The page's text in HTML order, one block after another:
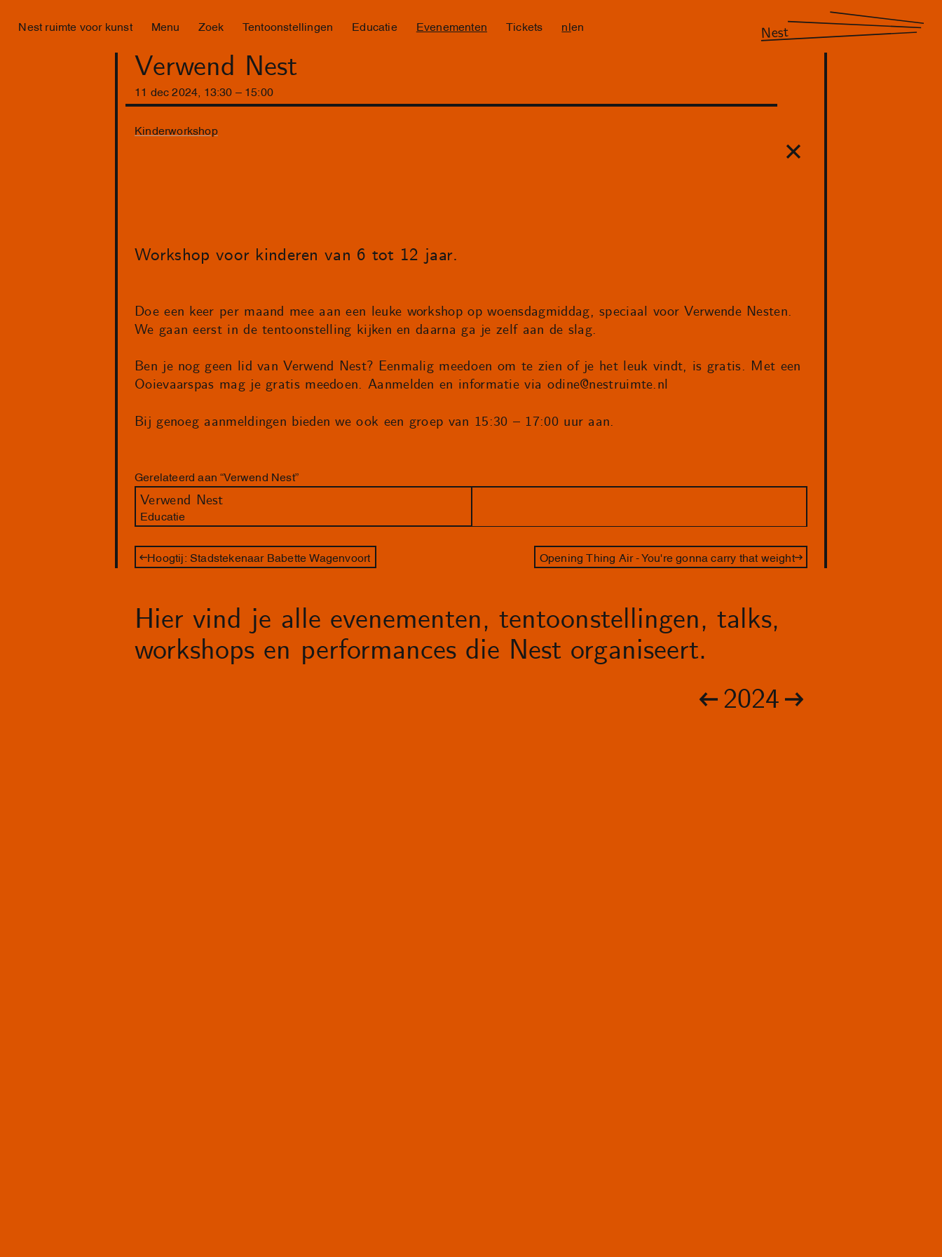
Nest ruimte voor kunst Menu Zoek Tentoonstellingen Educatie Evenementen Tickets nl en Nest
Verwend Nest
11 dec 2024 13 : 30 15 : 00
Kinderworkshop
Workshop voor kinderen van 6 tot 12 jaar.
Doe een keer per maand mee aan een leuke workshop op woensdagmiddag, speciaal voor Verwende Nesten.
We gaan eerst in de tentoonstelling kijken en daarna ga je zelf aan de slag.
Ben je nog geen lid van Verwend Nest? Eenmalig meedoen om te zien of je het leuk vindt, is gratis. Met een
Ooievaarspas mag je gratis meedoen. Aanmelden en informatie via odine@nestruimte.nl
Bij genoeg aanmeldingen bieden we ook een groep van 15:30 – 17:00 uur aan.
Gerelateerd aan “Verwend Nest”
Verwend Nest
Educatie
Hoogtij: Stadstekenaar Babette Wagenvoort Opening Thing Air - You're gonna carry that weight
Hier vind je alle evenementen, tentoonstellingen, talks,
workshops en performances die Nest organiseert.
2024